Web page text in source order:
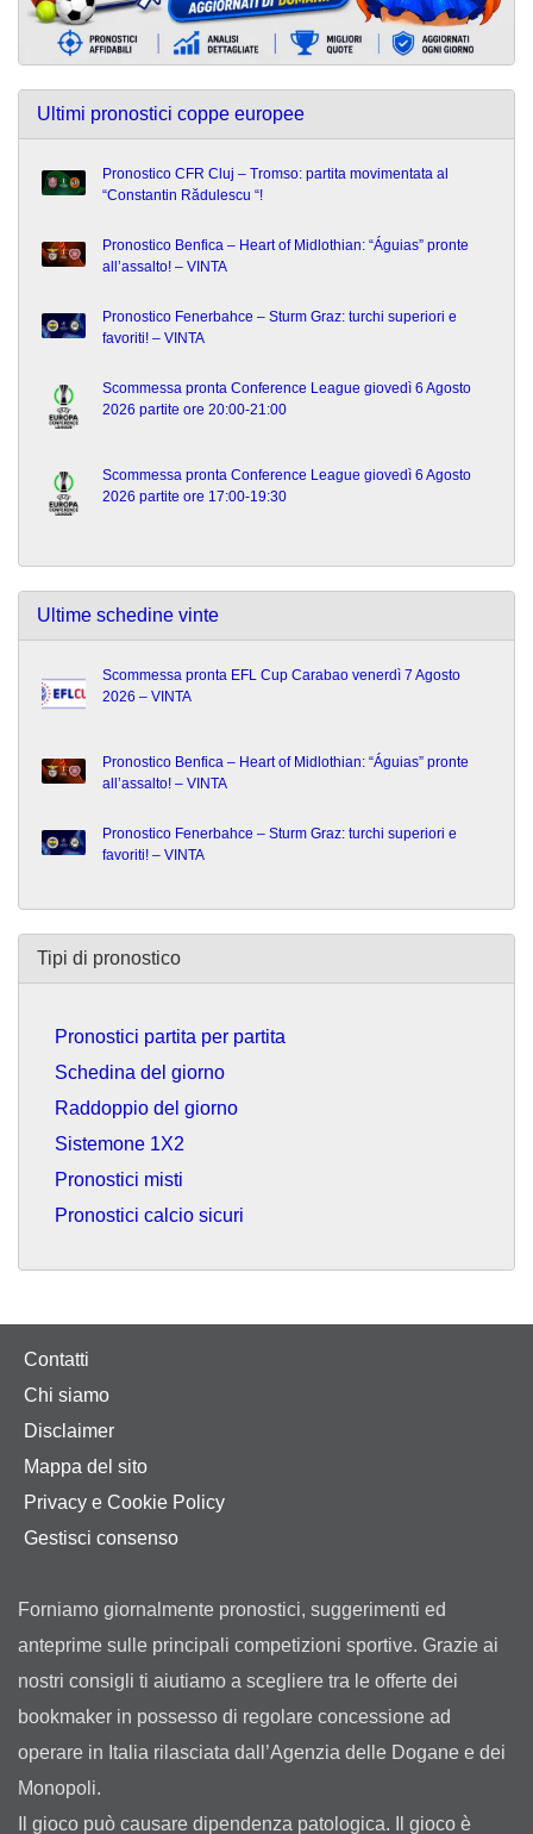
Ultimi pronostici coppe europee
Pronostico CFR Cluj – Tromso: partita movimentata al
“Constantin Rădulescu “!
Pronostico Benfica – Heart of Midlothian: “Águias” pronte
all’assalto! – VINTA
Pronostico Fenerbahce – Sturm Graz: turchi superiori e
favoriti! – VINTA
Scommessa pronta Conference League giovedì 6 Agosto
2026 partite ore 20:00-21:00
Scommessa pronta Conference League giovedì 6 Agosto
2026 partite ore 17:00-19:30
Ultime schedine vinte
Scommessa pronta EFL Cup Carabao venerdì 7 Agosto
2026 – VINTA
Pronostico Benfica – Heart of Midlothian: “Águias” pronte
all’assalto! – VINTA
Pronostico Fenerbahce – Sturm Graz: turchi superiori e
favoriti! – VINTA
Tipi di pronostico
Pronostici partita per partita
Schedina del giorno
Raddoppio del giorno
Sistemone 1X2
Pronostici misti
Pronostici calcio sicuri
Contatti
Chi siamo
Disclaimer
Mappa del sito
Privacy e Cookie Policy
Gestisci consenso
Forniamo giornalmente pronostici, suggerimenti ed
anteprime sulle principali competizioni sportive. Grazie ai
nostri consigli ti aiutiamo a scegliere tra le offerte dei
bookmaker in possesso di regolare concessione ad
operare in Italia rilasciata dall’Agenzia delle Dogane e dei
Monopoli.
Il gioco può causare dipendenza patologica. Il gioco è